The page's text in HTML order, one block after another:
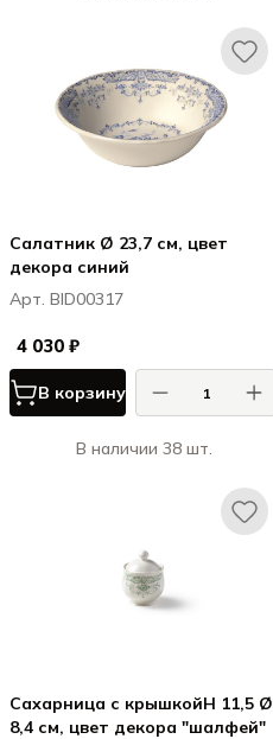
Салатник Ø 23,7 см, цвет
декора синий
Арт. BID00317
4 030 ₽
В корзину
В наличии 38 шт.
Сахарница с крышкойH 11,5 Ø
8,4 см, цвет декора "шалфей"